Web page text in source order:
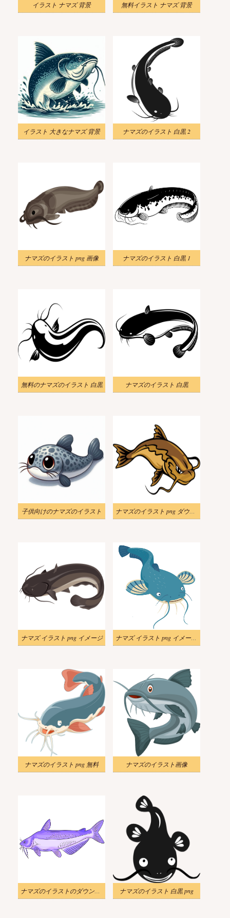
イラスト ナマズ 背景 無料イラスト ナマズ 背景
イラスト 大きなナマズ 背景 ナマズのイラスト 白黒 2
ナマズのイラスト png 画像 ナマズのイラスト 白黒 1
無料のナマズのイラスト 白黒 ナマズのイラスト 白黒
子供向けのナマズのイラスト ナマズのイラスト png ダウンロード
ナマズ イラスト png イメージ ナマズ イラスト png イメージ 2
ナマズのイラスト png 無料 ナマズのイラスト画像
ナマズのイラストのダウンロード ナマズのイラスト 白黒 png